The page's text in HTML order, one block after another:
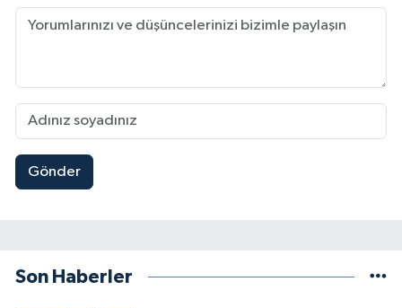
Gönder
Son Haberler